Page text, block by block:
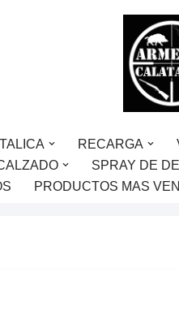
RECARGA
SPRAY DE
PRODUCTOS MAS